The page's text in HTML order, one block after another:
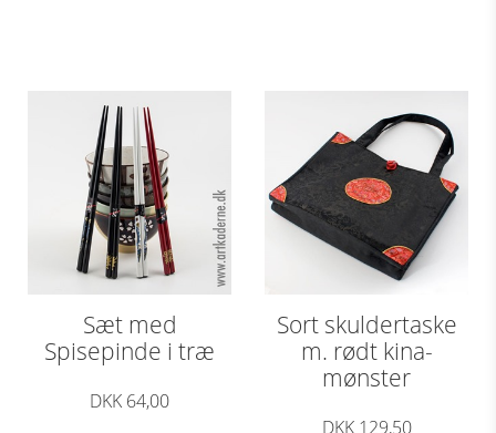
Sæt med
Spisepinde i træ
DKK 64,00
Sort skuldertaske
m. rødt kina-
mønster
DKK 129,50